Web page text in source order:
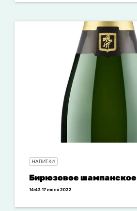
НАПИТКИ
Бирюзовое шампанское
14:43 17 июня 2022